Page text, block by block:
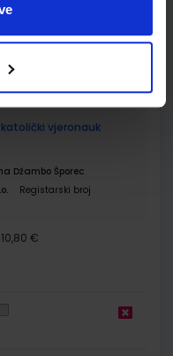
katolički vjeronauk
Džambo Šporec
Registarski broj
10,80 €